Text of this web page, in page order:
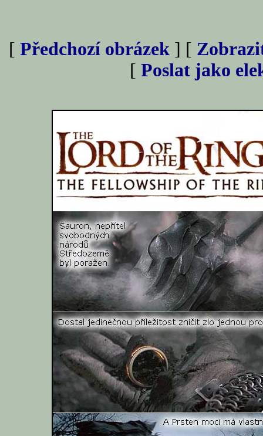
[ Předchozí obrázek ] [
[ Poslat jako